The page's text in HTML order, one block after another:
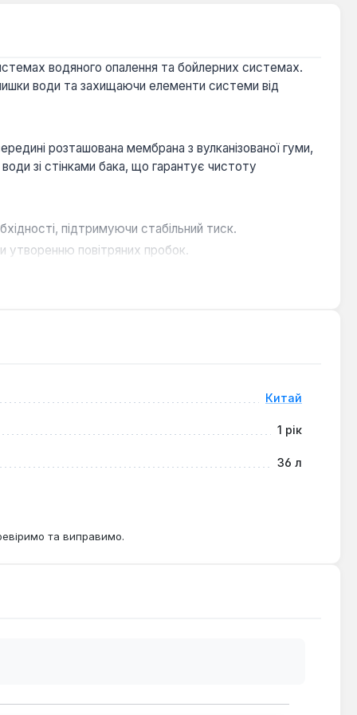
водяного опалення та бойлерних системах.
води та захищаючи елементи системи від
розташована мембрана з вулканізованої гуми,
зі стінками бака, що гарантує чистоту
підтримуючи стабільний тиск.
утворенню повітряних пробок.
Китай
1 рік
36 л
та виправимо.